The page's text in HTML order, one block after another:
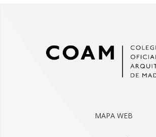
MAPA WEB